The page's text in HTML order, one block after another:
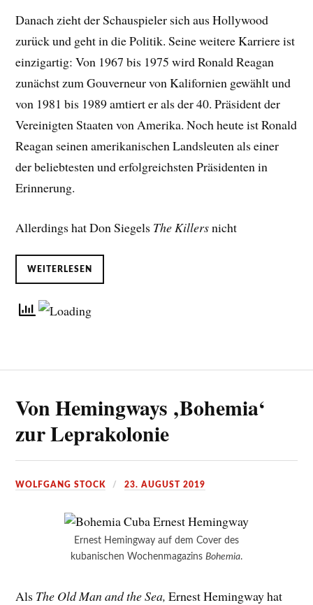
Danach zieht der Schauspieler sich aus Hollywood
zurück und geht in die Politik. Seine weitere Karriere ist
einzigartig: Von 1967 bis 1975 wird Ronald Reagan
zunächst zum Gouverneur von Kalifornien gewählt und
von 1981 bis 1989 amtiert er als der 40. Präsident der
Vereinigten Staaten von Amerika. Noch heute ist Ronald
Reagan seinen amerikanischen Landsleuten als einer
der beliebtesten und erfolgreichsten Präsidenten in
Erinnerung.
Allerdings hat Don Siegels The Killersnicht
WEITERLESEN
Von Hemingways ‚Bohemia‘
zur Leprakolonie
WOLFGANG STOCK 23. AUGUST 2019
Ernest Hemingway auf dem Cover des
kubanischen Wochenmagazins Bohemia.
Als The Old Man and the Sea,Ernest Hemingway hat